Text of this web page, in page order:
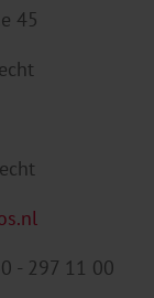
45
- 297 11 00